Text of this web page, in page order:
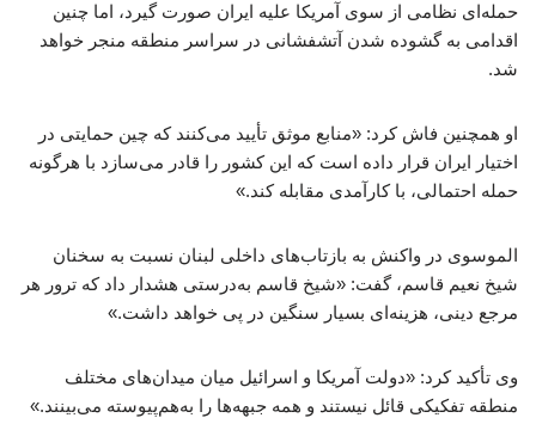
حمله‌ای نظامی از سوی آمریکا علیه ایران صورت گیرد، اما چنین
اقدامی به گشوده شدن آتشفشانی در سراسر منطقه منجر خواهد
شد.
او همچنین فاش کرد: «منابع موثق تأیید می‌کنند که چین حمایتی در
اختیار ایران قرار داده است که این کشور را قادر می‌سازد با هرگونه
حمله احتمالی، با کارآمدی مقابله کند.»
الموسوی در واکنش به بازتاب‌های داخلی لبنان نسبت به سخنان
شیخ نعیم قاسم، گفت: «شیخ قاسم به‌درستی هشدار داد که ترور هر
مرجع دینی، هزینه‌ای بسیار سنگین در پی خواهد داشت.»
وی تأکید کرد: «دولت آمریکا و اسرائیل میان میدان‌های مختلف
منطقه تفکیکی قائل نیستند و همه جبهه‌ها را به‌هم‌پیوسته می‌بینند.»